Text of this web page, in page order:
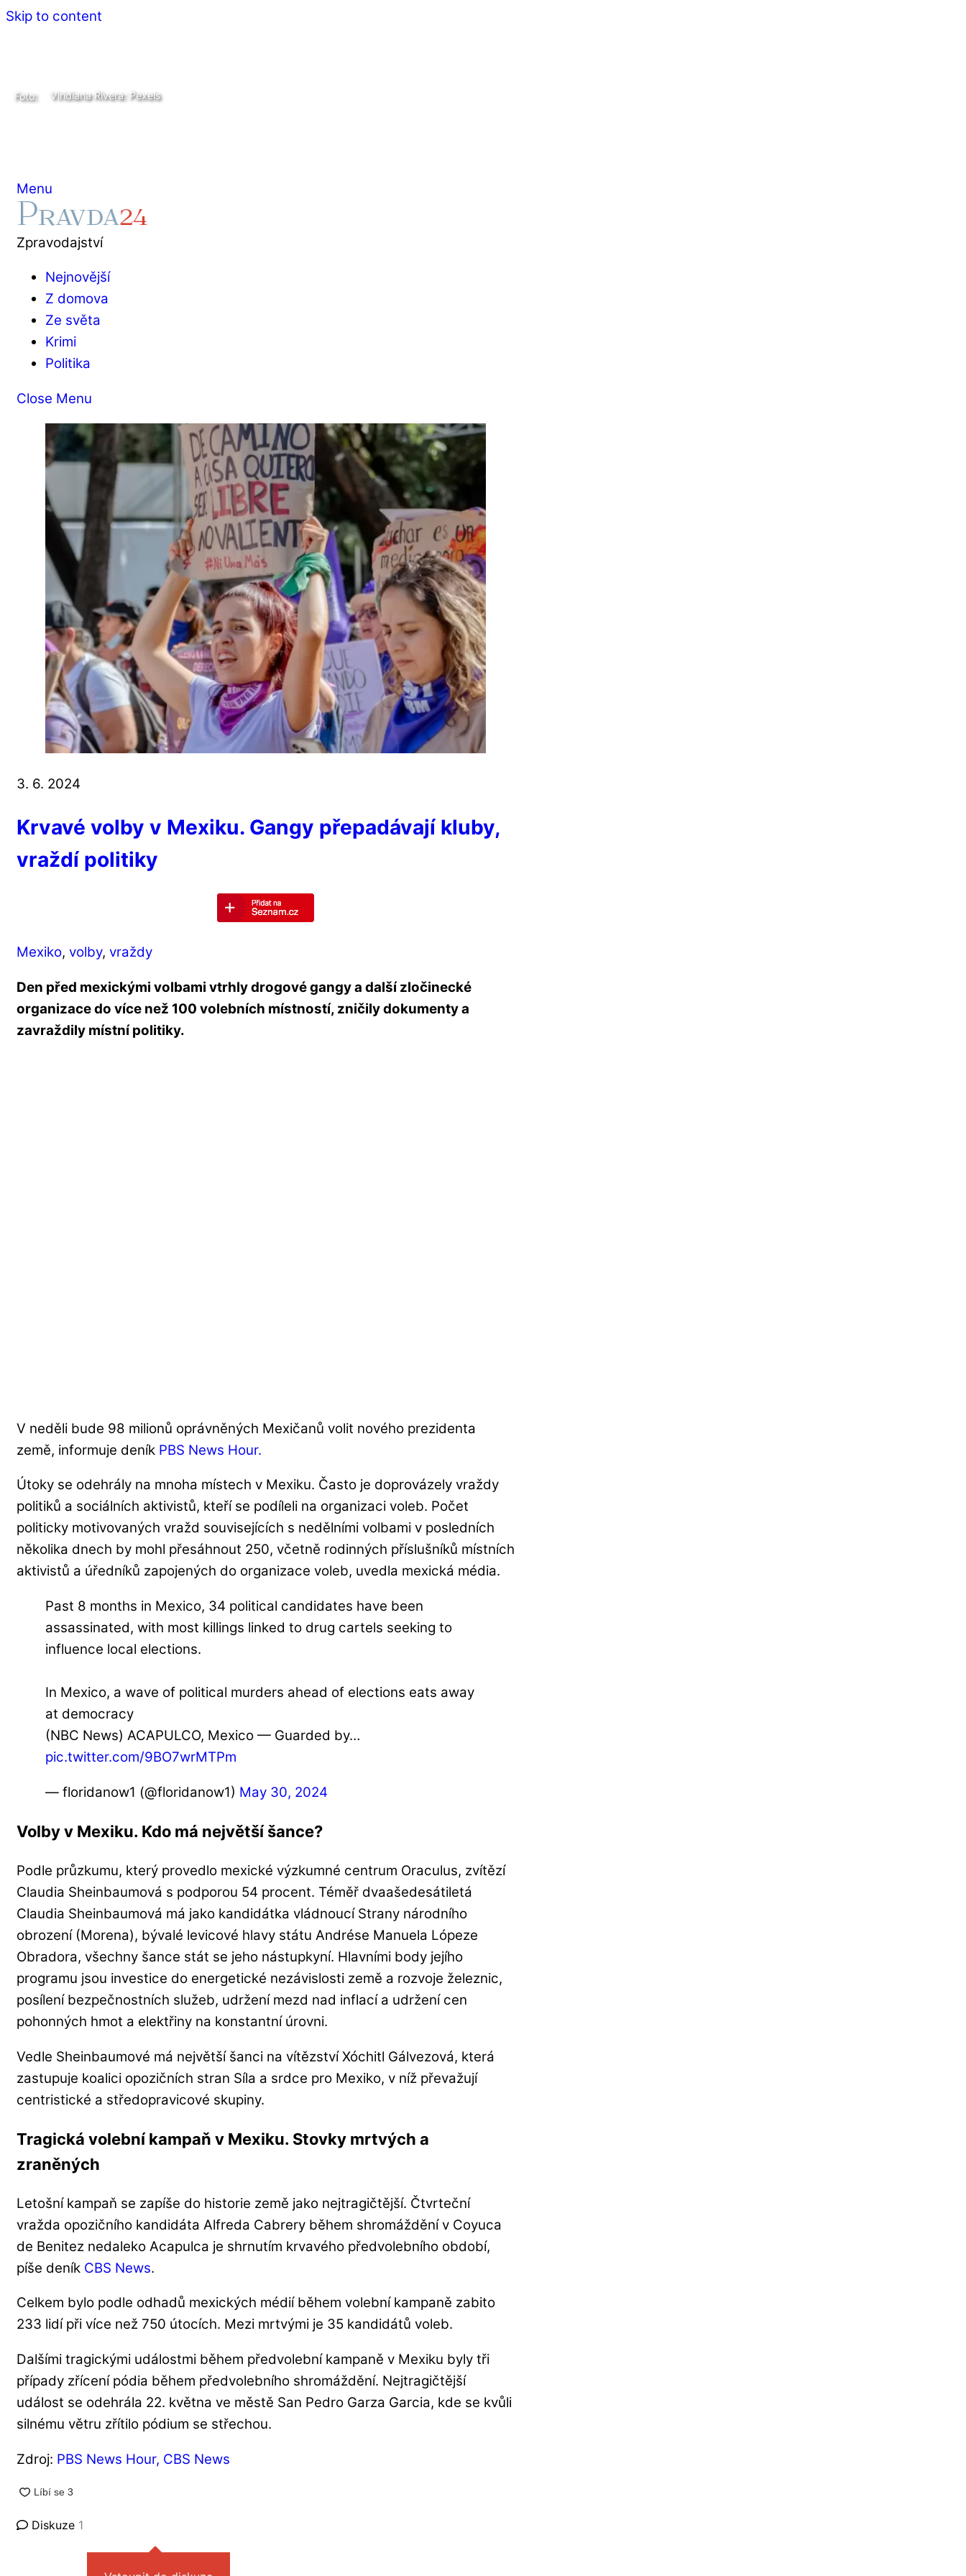
Skip to content
Menu
Zpravodajství
Nejnovější
Z domova
Ze světa
Krimi
Politika
Close Menu
3. 6. 2024
Krvavé volby v Mexiku. Gangy přepadávají kluby,
vraždí politiky
Mexiko, volby, vraždy
Den před mexickými volbami vtrhly drogové gangy a další zločinecké
organizace do více než 100 volebních místností, zničily dokumenty a
zavraždily místní politiky.
V neděli bude 98 milionů oprávněných Mexičanů volit nového prezidenta
země, informuje deník PBS News Hour.
Útoky se odehrály na mnoha místech v Mexiku. Často je doprovázely vraždy
politiků a sociálních aktivistů, kteří se podíleli na organizaci voleb. Počet
politicky motivovaných vražd souvisejících s nedělními volbami v posledních
několika dnech by mohl přesáhnout 250, včetně rodinných příslušníků místních
aktivistů a úředníků zapojených do organizace voleb, uvedla mexická média.
Past 8 months in Mexico, 34 political candidates have been
assassinated, with most killings linked to drug cartels seeking to
influence local elections.
In Mexico, a wave of political murders ahead of elections eats away
at democracy
(NBC News) ACAPULCO, Mexico — Guarded by…
pic.twitter.com/9BO7wrMTPm
— floridanow1 (@floridanow1) May 30, 2024
Volby v Mexiku. Kdo má největší šance?
Podle průzkumu, který provedlo mexické výzkumné centrum Oraculus, zvítězí
Claudia Sheinbaumová s podporou 54 procent. Téměř dvaašedesátiletá
Claudia Sheinbaumová má jako kandidátka vládnoucí Strany národního
obrození (Morena), bývalé levicové hlavy státu Andrése Manuela Lópeze
Obradora, všechny šance stát se jeho nástupkyní. Hlavními body jejího
programu jsou investice do energetické nezávislosti země a rozvoje železnic,
posílení bezpečnostních služeb, udržení mezd nad inflací a udržení cen
pohonných hmot a elektřiny na konstantní úrovni.
Vedle Sheinbaumové má největší šanci na vítězství Xóchitl Gálvezová, která
zastupuje koalici opozičních stran Síla a srdce pro Mexiko, v níž převažují
centristické a středopravicové skupiny.
Tragická volební kampaň v Mexiku. Stovky mrtvých a
zraněných
Letošní kampaň se zapíše do historie země jako nejtragičtější. Čtvrteční
vražda opozičního kandidáta Alfreda Cabrery během shromáždění v Coyuca
de Benitez nedaleko Acapulca je shrnutím krvavého předvolebního období,
píše deník CBS News.
Celkem bylo podle odhadů mexických médií během volební kampaně zabito
233 lidí při více než 750 útocích. Mezi mrtvými je 35 kandidátů voleb.
Dalšími tragickými událostmi během předvolební kampaně v Mexiku byly tři
případy zřícení pódia během předvolebního shromáždění. Nejtragičtější
událost se odehrála 22. května ve městě San Pedro Garza Garcia, kde se kvůli
silnému větru zřítilo pódium se střechou.
Zdroj: PBS News Hour, CBS News
Diskuze 1
Viridiana Rivera: Pexels
Foto: